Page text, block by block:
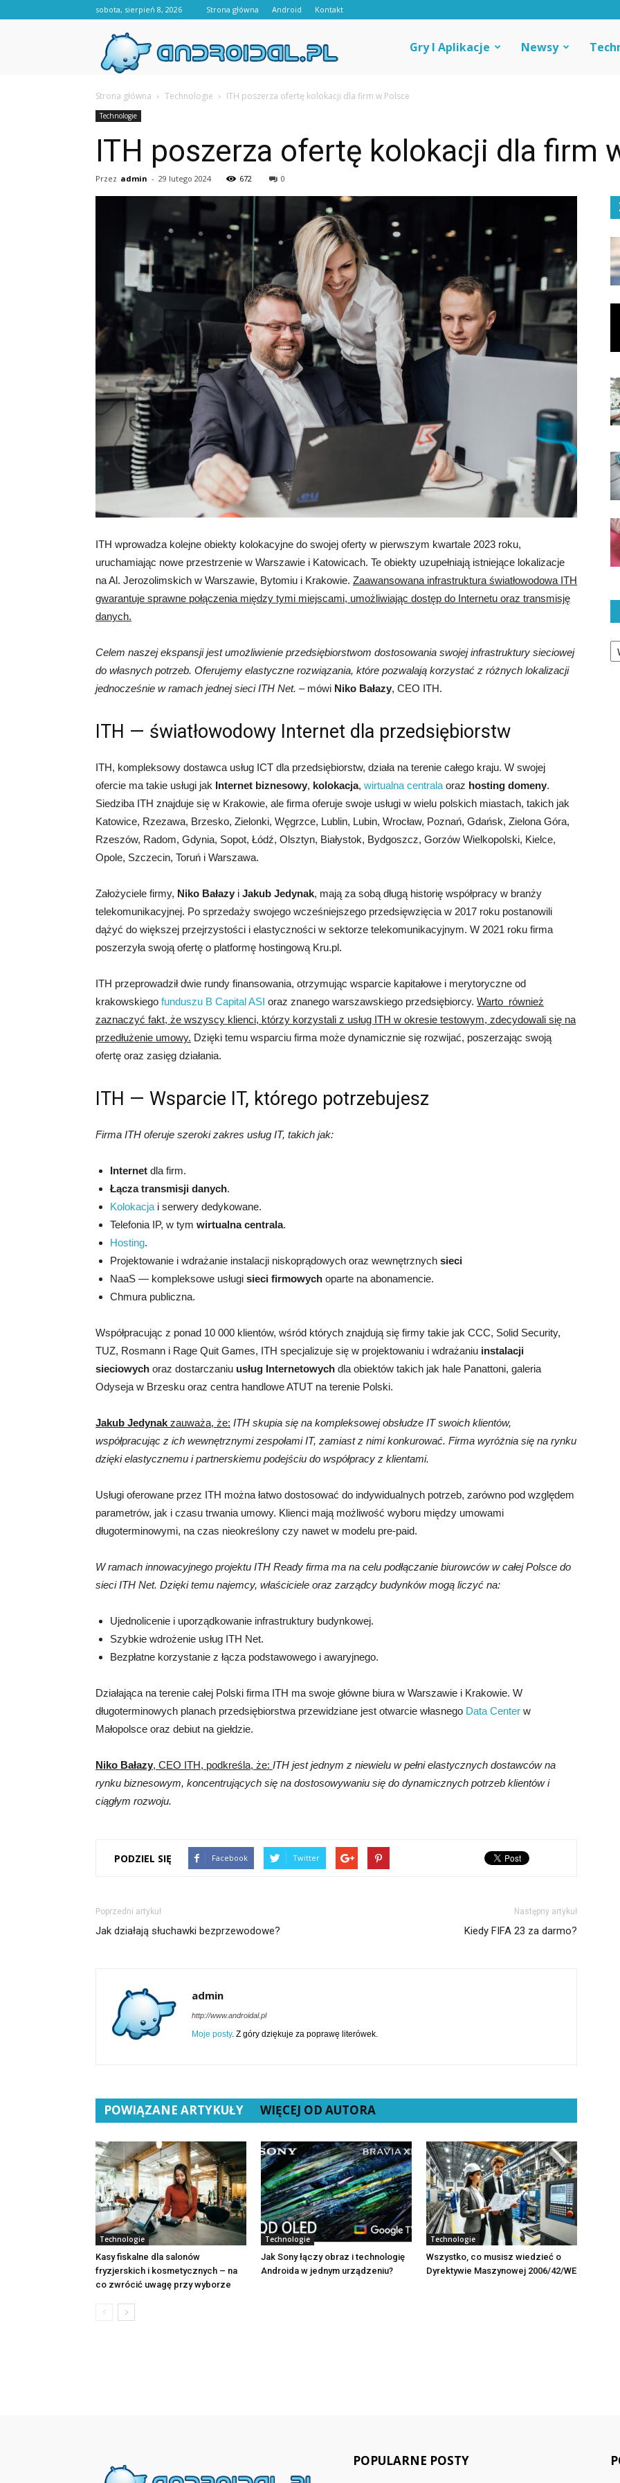
sobota, sierpień 8, 2026 Strona główna Android Kontakt
Gry I Aplikacje Newsy
Strona główna Technologie ITH poszerza ofertę kolokacji dla firm w Polsce
Technologie
ITH poszerza ofertę kolokacji dla firm
Przez admin - 29 lutego 2024 672 0
ITH wprowadza kolejne obiekty kolokacyjne do swojej oferty w pierwszym kwartale 2023 roku,
uruchamiając nowe przestrzenie w Warszawie i Katowicach. Te obiekty uzupełniają istniejące lokalizacje
na Al. Jerozolimskich w Warszawie, Bytomiu i Krakowie. Zaawansowana infrastruktura światłowodowa ITH
gwarantuje sprawne połączenia między tymi miejscami, umożliwiając dostęp do Internetu oraz transmisję
danych.
Celem naszej ekspansji jest umożliwienie przedsiębiorstwom dostosowania swojej infrastruktury sieciowej
do własnych potrzeb. Oferujemy elastyczne rozwiązania, które pozwalają korzystać z różnych lokalizacji
jednocześnie w ramach jednej sieci ITH Net. – mówi Niko Bałazy, CEO ITH.
ITH — światłowodowy Internet dla przedsiębiorstw
ITH, kompleksowy dostawca usług ICT dla przedsiębiorstw, działa na terenie całego kraju. W swojej
ofercie ma takie usługi jak Internet biznesowy, kolokacja, wirtualna centrala oraz hosting domeny.
Siedziba ITH znajduje się w Krakowie, ale firma oferuje swoje usługi w wielu polskich miastach, takich jak
Katowice, Rzezawa, Brzesko, Zielonki, Węgrzce, Lublin, Lubin, Wrocław, Poznań, Gdańsk, Zielona Góra,
Rzeszów, Radom, Gdynia, Sopot, Łódź, Olsztyn, Białystok, Bydgoszcz, Gorzów Wielkopolski, Kielce,
Opole, Szczecin, Toruń i Warszawa.
Założyciele firmy, Niko Bałazy i Jakub Jedynak, mają za sobą długą historię współpracy w branży
telekomunikacyjnej. Po sprzedaży swojego wcześniejszego przedsięwzięcia w 2017 roku postanowili
dążyć do większej przejrzystości i elastyczności w sektorze telekomunikacyjnym. W 2021 roku firma
poszerzyła swoją ofertę o platformę hostingową Kru.pl.
ITH przeprowadził dwie rundy finansowania, otrzymując wsparcie kapitałowe i merytoryczne od
krakowskiego funduszu B Capital ASI oraz znanego warszawskiego przedsiębiorcy. Warto również
zaznaczyć fakt, że wszyscy klienci, którzy korzystali z usług ITH w okresie testowym, zdecydowali się na
przedłużenie umowy. Dzięki temu wsparciu firma może dynamicznie się rozwijać, poszerzając swoją
ofertę oraz zasięg działania.
ITH — Wsparcie IT, którego potrzebujesz
Firma ITH oferuje szeroki zakres usług IT, takich jak:
Internet dla firm.
Łącza transmisji danych.
Kolokacja i serwery dedykowane.
Telefonia IP, w tym wirtualna centrala.
Hosting.
Projektowanie i wdrażanie instalacji niskoprądowych oraz wewnętrznych sieci
NaaS — kompleksowe usługi sieci firmowych oparte na abonamencie.
Chmura publiczna.
Współpracując z ponad 10 000 klientów, wśród których znajdują się firmy takie jak CCC, Solid Security,
TUZ, Rosmann i Rage Quit Games, ITH specjalizuje się w projektowaniu i wdrażaniu instalacji
sieciowych oraz dostarczaniu usług Internetowych dla obiektów takich jak hale Panattoni, galeria
Odyseja w Brzesku oraz centra handlowe ATUT na terenie Polski.
Jakub Jedynak zauważa, że: ITH skupia się na kompleksowej obsłudze IT swoich klientów,
współpracując z ich wewnętrznymi zespołami IT, zamiast z nimi konkurować. Firma wyróżnia się na rynku
dzięki elastycznemu i partnerskiemu podejściu do współpracy z klientami.
Usługi oferowane przez ITH można łatwo dostosować do indywidualnych potrzeb, zarówno pod względem
parametrów, jak i czasu trwania umowy. Klienci mają możliwość wyboru między umowami
długoterminowymi, na czas nieokreślony czy nawet w modelu pre-paid.
W ramach innowacyjnego projektu ITH Ready firma ma na celu podłączanie biurowców w całej Polsce do
sieci ITH Net. Dzięki temu najemcy, właściciele oraz zarządcy budynków mogą liczyć na:
Ujednolicenie i uporządkowanie infrastruktury budynkowej.
Szybkie wdrożenie usług ITH Net.
Bezpłatne korzystanie z łącza podstawowego i awaryjnego.
Działająca na terenie całej Polski firma ITH ma swoje główne biura w Warszawie i Krakowie. W
długoterminowych planach przedsiębiorstwa przewidziane jest otwarcie własnego Data Center w
Małopolsce oraz debiut na giełdzie.
Niko Bałazy, CEO ITH, podkreśla, że: ITH jest jednym z niewielu w pełni elastycznych dostawców na
rynku biznesowym, koncentrujących się na dostosowywaniu się do dynamicznych potrzeb klientów i
ciągłym rozwoju.
PODZIEL SIĘ Facebook Twitter
Poprzedni artykuł
Jak działają słuchawki bezprzewodowe?
Następny artykuł
Kiedy FIFA 23 za darmo?
admin
http://www.androidal.pl
Moje posty. Z góry dziękuje za poprawę literówek.
POWIĄZANE ARTYKUŁY WIĘCEJ OD AUTORA
Technologie
Kasy fiskalne dla salonów
fryzjerskich i kosmetycznych – na
co zwrócić uwagę przy wyborze
Technologie
Jak Sony łączy obraz i technologię
Androida w jednym urządzeniu?
Technologie
Wszystko, co musisz wiedzieć o
Dyrektywie Maszynowej 2006/42/WE
POPULARNE POSTY